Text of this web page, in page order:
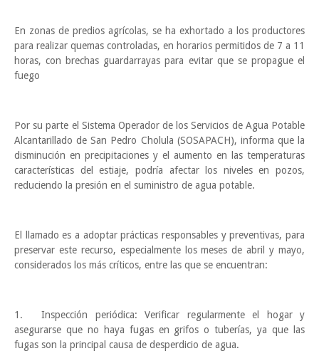
En zonas de predios agrícolas, se ha exhortado a los productores
para realizar quemas controladas, en horarios permitidos de 7 a 11
horas, con brechas guardarrayas para evitar que se propague el
fuego
Por su parte el Sistema Operador de los Servicios de Agua Potable
Alcantarillado de San Pedro Cholula (SOSAPACH), informa que la
disminución en precipitaciones y el aumento en las temperaturas
características del estiaje, podría afectar los niveles en pozos,
reduciendo la presión en el suministro de agua potable.
El llamado es a adoptar prácticas responsables y preventivas, para
preservar este recurso, especialmente los meses de abril y mayo,
considerados los más críticos, entre las que se encuentran:
1.
Inspección periódica: Verificar regularmente el hogar y
asegurarse que no haya fugas en grifos o tuberías, ya que las
fugas son la principal causa de desperdicio de agua.